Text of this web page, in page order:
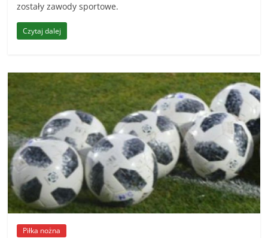
zostały zawody sportowe.
Czytaj dalej
Piłka nożna